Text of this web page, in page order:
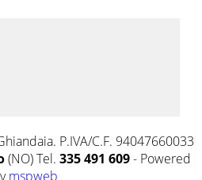
P.IVA/C.F. 94047660033
(NO) Tel. 335 491 609- Powered
mspweb